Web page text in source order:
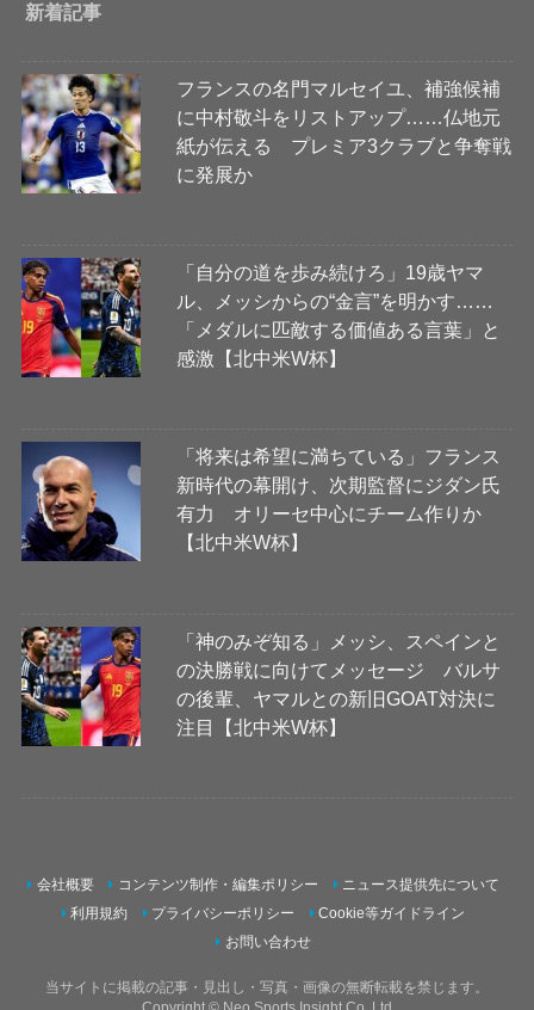
新着記事
フランスの名門マルセイユ、補強候補
に中村敬斗をリストアップ……仏地元
紙が伝える プレミア3クラブと争奪戦
に発展か
「自分の道を歩み続けろ」19歳ヤマ
ル、メッシからの“金言”を明かす……
「メダルに匹敵する価値ある言葉」と
感激【北中米W杯】
「将来は希望に満ちている」フランス
新時代の幕開け、次期監督にジダン氏
有力 オリーセ中心にチーム作りか
【北中米W杯】
「神のみぞ知る」メッシ、スペインと
の決勝戦に向けてメッセージ バルサ
の後輩、ヤマルとの新旧GOAT対決に
注目【北中米W杯】
会社概要 コンテンツ制作・編集ポリシー
ニュース提供先について
利用規約
プライバシーポリシー
Cookie等ガイドライン
お問い合わせ
当サイトに掲載の記事・見出し・写真・画像の無断転載を禁じます。